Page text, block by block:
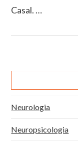
Casal. …
Neurologia
Neuropsicologia